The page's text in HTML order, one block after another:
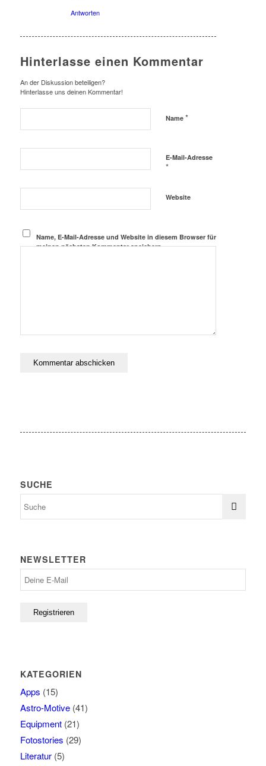
Antworten
Hinterlasse einen Kommentar
An der Diskussion beteiligen?
Hinterlasse uns deinen Kommentar!
Name *
E-Mail-Adresse
*
Website
Name, E-Mail-Adresse und Website in diesem Browser für
meinen nächsten Kommentar speichern.
SUCHE
NEWSLETTER
KATEGORIEN
Apps (15)
Astro-Motive(41)
Equipment(21)
Fotostories (29)
Literatur(5)